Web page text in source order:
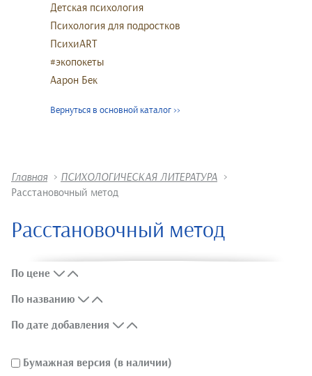
Детская психология
Психология для подростков
ПсихиART
#экопокеты
Аарон Бек
Вернуться в основной каталог>>
Главная > ПСИХОЛОГИЧЕСКАЯ ЛИТЕРАТУРА >
Расстановочный метод
Расстановочный метод
По цене
По названию
По дате добавления
Бумажная версия (в наличии)